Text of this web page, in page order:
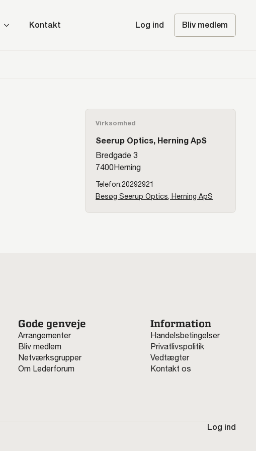
Kontakt Log ind Bliv medlem
Virksomhed
Seerup Optics, Herning ApS
Bredgade 3
7400Herning
20292921
Besøg Seerup Optics, Herning ApS
Gode genveje
Arrangementer
Bliv medlem
Netværksgrupper
Om Lederforum
Information
Handelsbetingelser
Privatlivspolitik
Vedtægter
Kontakt os
Log ind